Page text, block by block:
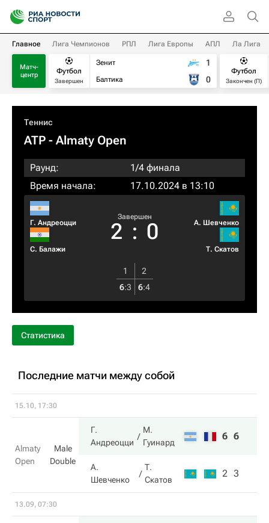
Главное Лига Чемпионов РПЛ Лига Европы АПЛ Ла Лига
Матч-
центр
Футбол
Завершен
Зенит
Балтика
1
0
Футбол
Закончен (П)
Теннис
ATP - Almaty Open
Раунд:
1/4 финала
Время начала:
17.10.2024 в 13:10
Г. Андреоцци
С. Балажи
Завершен
2 : 0 А. Шевченко
Т. Скатов
1
2
6:3 6:4
Статистика
Последние матчи между собой
15.10, 17:30
Almaty
Open
Male
Double
Г.
Андреоцци
М.
Гуинард
6 6
А.
Шевченко
Т.
Скатов
2 3
13.09, 07:30